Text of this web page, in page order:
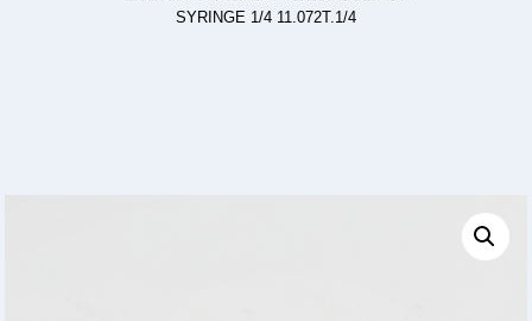
SYRINGE 1/4 11.072T.1/4